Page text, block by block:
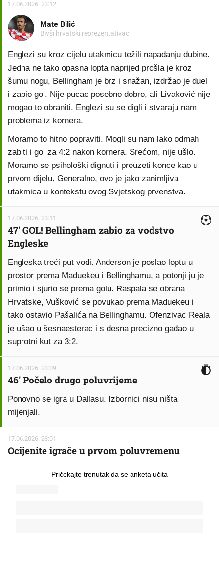
17.06.2026. 23:12
Mate Bilić
Bivši hrvatski reprezentativac
Englezi su kroz cijelu utakmicu težili napadanju dubine.
Jedna ne tako opasna lopta naprijed prošla je kroz
šumu nogu, Bellingham je brz i snažan, izdržao je duel
i zabio gol. Nije pucao posebno dobro, ali Livaković nije
mogao to obraniti. Englezi su se digli i stvaraju nam
problema iz kornera.
Moramo to hitno popraviti. Mogli su nam lako odmah
zabiti i gol za 4:2 nakon kornera. Srećom, nije ušlo.
Moramo se psihološki dignuti i preuzeti konce kao u
prvom dijelu. Generalno, ovo je jako zanimljiva
utakmica u kontekstu ovog Svjetskog prvenstva.
17.06.2026. 23:11
47' GOL! Bellingham zabio za vodstvo
Engleske
Engleska treći put vodi. Anderson je poslao loptu u
prostor prema Maduekeu i Bellinghamu, a potonji ju je
primio i sjurio se prema golu. Raspala se obrana
Hrvatske, Vušković se povukao prema Maduekeu i
tako ostavio Pašalića na Bellinghamu. Ofenzivac Reala
je ušao u šesnaesterac i s desna precizno gađao u
suprotni kut za 3:2.
17.06.2026. 23:09
46' Počelo drugo poluvrijeme
Ponovno se igra u Dallasu. Izbornici nisu ništa
mijenjali.
17.06.2026. 23:01
Ocijenite igrače u prvom poluvremenu